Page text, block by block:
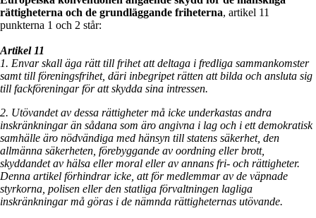
rättigheterna och de grundläggande friheterna, artikel 11
punkterna 1 och 2 står:
Artikel 11
1. Envar skall äga rätt till frihet att deltaga i fredliga sammankomster
samt till föreningsfrihet, däri inbegripet rätten att bilda och ansluta sig
till fackföreningar för att skydda sina intressen.
2. Utövandet av dessa rättigheter må icke underkastas andra
inskränkningar än sådana som äro angivna i lag och i ett demokratisk
samhälle äro nödvändiga med hänsyn till statens säkerhet, den
allmänna säkerheten, förebyggande av oordning eller brott,
skyddandet av hälsa eller moral eller av annans fri- och rättigheter.
Denna artikel förhindrar icke, att för medlemmar av de väpnade
styrkorna, polisen eller den statliga förvaltningen lagliga
inskränkningar må göras i de nämnda rättigheternas utövande.